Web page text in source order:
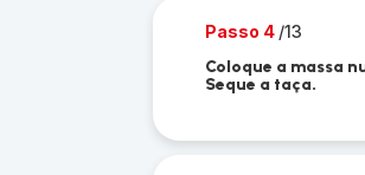
Passo 4 /13
Coloque a massa
Seque a taça.